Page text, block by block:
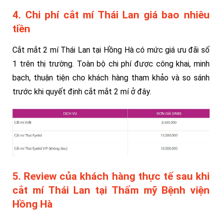
4. Chi phí cắt mí Thái Lan giá bao nhiêu
tiền
Cắt mắt 2 mí Thái Lan tại Hồng Hà có mức giá ưu đãi số
1 trên thị trường. Toàn bộ chi phí được công khai, minh
bạch, thuận tiện cho khách hàng tham khảo và so sánh
trước khi quyết định cắt mắt 2 mí ở đây.
5. Review của khách hàng thực tế sau khi
cắt mí Thái Lan tại Thẩm mỹ Bệnh viện
Hồng Hà